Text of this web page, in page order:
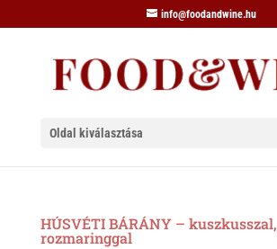
info@foodandwine.hu
Oldal kiválasztása
HÚSVÉTI BÁRÁNY – kuszkusszal,
rozmaringgal